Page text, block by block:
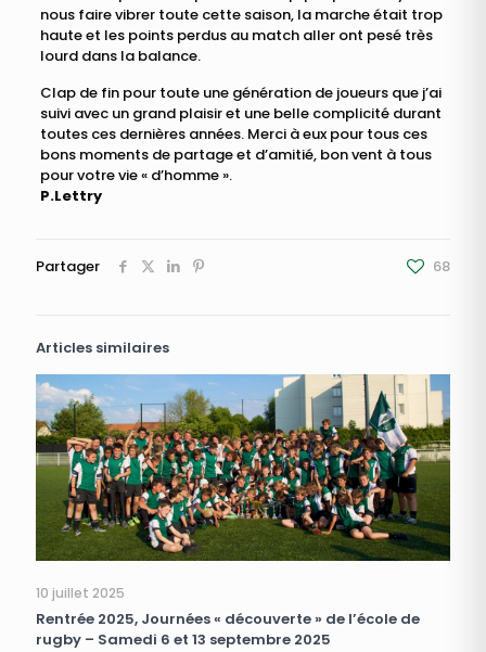
nous faire vibrer toute cette saison, la marche était trop
haute et les points perdus au match aller ont pesé très
lourd dans la balance.
Clap de fin pour toute une génération de joueurs que j’ai
suivi avec un grand plaisir et une belle complicité durant
toutes ces dernières années. Merci à eux pour tous ces
bons moments de partage et d’amitié, bon vent à tous
pour votre vie « d’homme ».
P.Lettry
Partager 68
Articles similaires
10 juillet 2025
Rentrée 2025, Journées « découverte » de l’école de
rugby – Samedi 6 et 13 septembre 2025